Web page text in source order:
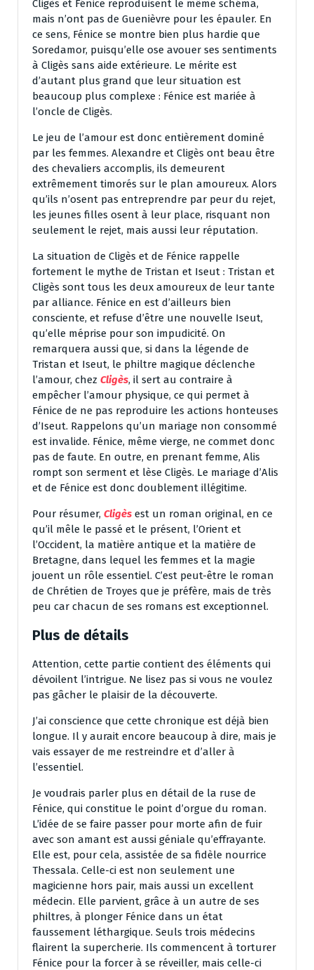
Cligès et Fénice reproduisent le même schéma,
mais n’ont pas de Guenièvre pour les épauler. En
ce sens, Fénice se montre bien plus hardie que
Soredamor, puisqu’elle ose avouer ses sentiments
à Cligès sans aide extérieure. Le mérite est
d’autant plus grand que leur situation est
beaucoup plus complexe : Fénice est mariée à
l’oncle de Cligès.
Le jeu de l’amour est donc entièrement dominé
par les femmes. Alexandre et Cligès ont beau être
des chevaliers accomplis, ils demeurent
extrêmement timorés sur le plan amoureux. Alors
qu’ils n’osent pas entreprendre par peur du rejet,
les jeunes filles osent à leur place, risquant non
seulement le rejet, mais aussi leur réputation.
La situation de Cligès et de Fénice rappelle
fortement le mythe de Tristan et Iseut : Tristan et
Cligès sont tous les deux amoureux de leur tante
par alliance. Fénice en est d’ailleurs bien
consciente, et refuse d’être une nouvelle Iseut,
qu’elle méprise pour son impudicité. On
remarquera aussi que, si dans la légende de
Tristan et Iseut, le philtre magique déclenche
l’amour, chez Cligès, il sert au contraire à
empêcher l’amour physique, ce qui permet à
Fénice de ne pas reproduire les actions honteuses
d’Iseut. Rappelons qu’un mariage non consommé
est invalide. Fénice, même vierge, ne commet donc
pas de faute. En outre, en prenant femme, Alis
rompt son serment et lèse Cligès. Le mariage d’Alis
et de Fénice est donc doublement illégitime.
Pour résumer, Cligès est un roman original, en ce
qu’il mêle le passé et le présent, l’Orient et
l’Occident, la matière antique et la matière de
Bretagne, dans lequel les femmes et la magie
jouent un rôle essentiel. C’est peut-être le roman
de Chrétien de Troyes que je préfère, mais de très
peu car chacun de ses romans est exceptionnel.
Plus de détails
Attention, cette partie contient des éléments qui
dévoilent l’intrigue. Ne lisez pas si vous ne voulez
pas gâcher le plaisir de la découverte.
J’ai conscience que cette chronique est déjà bien
longue. Il y aurait encore beaucoup à dire, mais je
vais essayer de me restreindre et d’aller à
l’essentiel.
Je voudrais parler plus en détail de la ruse de
Fénice, qui constitue le point d’orgue du roman.
L’idée de se faire passer pour morte afin de fuir
avec son amant est aussi géniale qu’effrayante.
Elle est, pour cela, assistée de sa fidèle nourrice
Thessala. Celle-ci est non seulement une
magicienne hors pair, mais aussi un excellent
médecin. Elle parvient, grâce à un autre de ses
philtres, à plonger Fénice dans un état
faussement léthargique. Seuls trois médecins
flairent la supercherie. Ils commencent à torturer
Fénice pour la forcer à se réveiller, mais celle-ci